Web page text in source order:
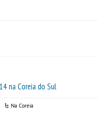
na Coreia do Sul
Na Coreia